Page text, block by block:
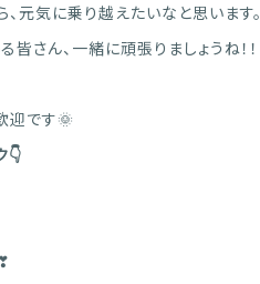
元気に乗り越えたいなと思います。
さん、一緒に頑張りましょうね！！
迎です🌞
👇